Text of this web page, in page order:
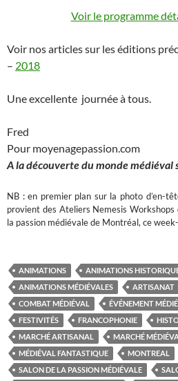
Voir le programme
Voir nos articles sur les éditions
– 2018
Une excellente journée à tous.
Fred
Pour moyenagepassion.com
A la découverte du monde médiéval
NB : en premier plan sur la photo d’en-
provient des Ateliers Nemesis
la passion médiévale de Montréal, ce
ANIMATIONS
ANIMATIONS
ANIMATIONS MÉDIÉVALES
ARTISANAT
COMBAT MÉDIÉVAL
ÉVÉNEMENT
FESTIVITÉS
FRANCOPHONIE
MARCHÉ ARTISANAL
MARCHÉ
MÉDIÉVAL FANTASTIQUE
MONTREAL
SALON DE LA PASSION MÉDIÉVALE